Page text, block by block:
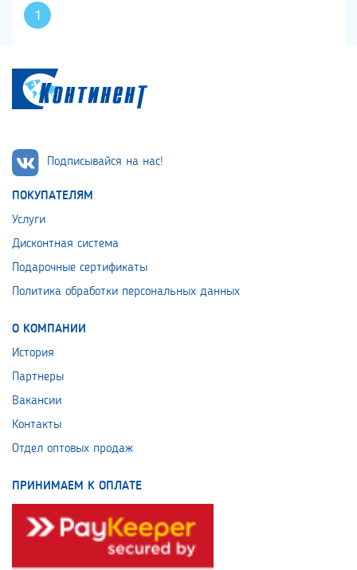
1
Подписывайся на нас!
ПОКУПАТЕЛЯМ
Услуги
Дисконтная система
Подарочные сертификаты
Политика обработки персональных данных
О КОМПАНИИ
История
Партнеры
Вакансии
Контакты
Отдел оптовых продаж
ПРИНИМАЕМ К ОПЛАТЕ